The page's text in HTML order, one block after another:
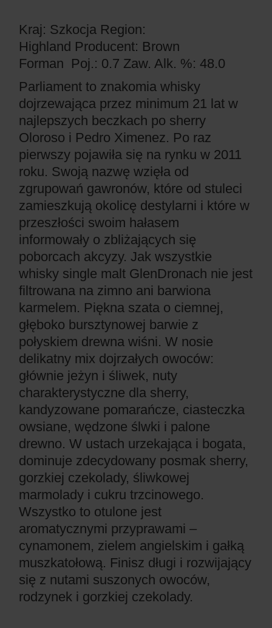
Kraj: Szkocja Region:
Highland Producent: Brown
Forman Poj.: 0.7 Zaw. Alk. %: 48.0
Parliament to znakomia whisky
dojrzewająca przez minimum 21 lat w
najlepszych beczkach po sherry
Oloroso i Pedro Ximenez. Po raz
pierwszy pojawiła się na rynku w 2011
roku. Swoją nazwę wzięła od
zgrupowań gawronów, które od stuleci
zamieszkują okolicę destylarni i które w
przeszłości swoim hałasem
informowały o zbliżających się
poborcach akcyzy. Jak wszystkie
whisky single malt GlenDronach nie jest
filtrowana na zimno ani barwiona
karmelem. Piękna szata o ciemnej,
głęboko bursztynowej barwie z
połyskiem drewna wiśni. W nosie
delikatny mix dojrzałych owoców:
głównie jeżyn i śliwek, nuty
charakterystyczne dla sherry,
kandyzowane pomarańcze, ciasteczka
owsiane, wędzone ślwki i palone
drewno. W ustach urzekająca i bogata,
dominuje zdecydowany posmak sherry,
gorzkiej czekolady, śliwkowej
marmolady i cukru trzcinowego.
Wszystko to otulone jest
aromatycznymi przyprawami –
cynamonem, zielem angielskim i gałką
muszkatołową. Finisz długi i rozwijający
się z nutami suszonych owoców,
rodzynek i gorzkiej czekolady.